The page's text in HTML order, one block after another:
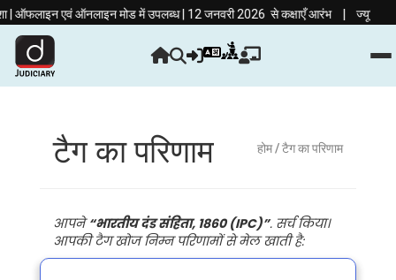
एवं ऑनलाइन मोड में उपलब्ध | 12 जनवरी 2026 से कक्षाएँ आरंभ|ज्यूडिशियरी
टैग का परिणाम होम/ टैग का परिणाम
आपने“भारतीय दंड संहिता, 1860 (IPC)”. सर्च किया।
आपकी टैग खोज निम्न परिणामों से मेल खाती है: